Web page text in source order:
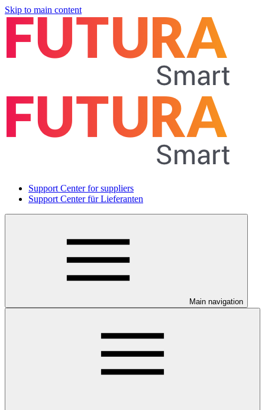
Skip to main content
Support Center for suppliers
Support Center für Lieferanten
Main navigation